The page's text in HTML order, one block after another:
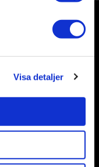
Visa detaljer